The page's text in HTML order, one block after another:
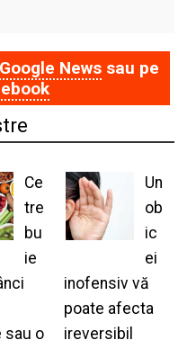
Google Newssau pe
Ce
tre
bu
ie
sau o
Un
ob
ic
ei
inofensiv vă
poate afecta
ireversibil